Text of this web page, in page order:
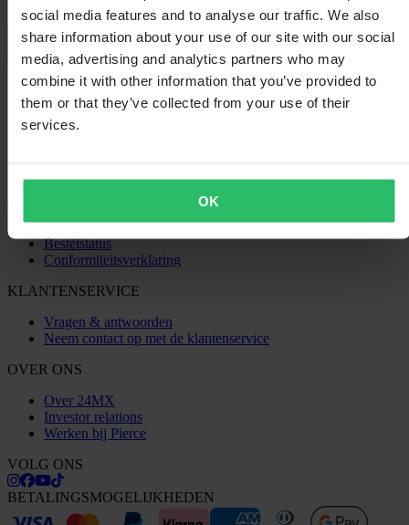
social media features and to analyse our traffic. We also
share information about your use of our site with our social
media, advertising and analytics partners who may
combine it with other information that you’ve provided to
them or that they’ve collected from your use of their
services.
OK
Laden...
SHOPPEN
Algemene Voorwaarden
Privacybeleid
Retourneren
Claims & klachten
Bestelstatus
Conformiteitsverklaring
KLANTENSERVICE
Vragen & antwoorden
Neem contact op met de klantenservice
OVER ONS
Over 24MX
Investor relations
Werken bij Pierce
VOLG ONS
BETALINGSMOGELIJKHEDEN